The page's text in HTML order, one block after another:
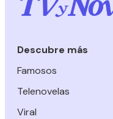
Descubre más
Famosos
Telenovelas
Viral